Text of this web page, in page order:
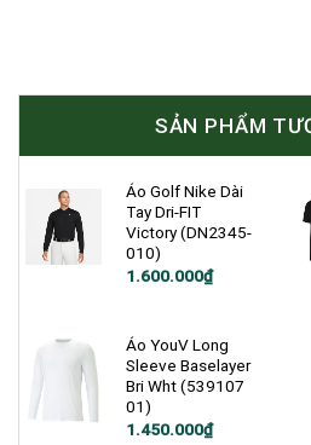
SẢN PHẨM
Áo Golf Nike Dài
Tay Dri-FIT
Victory (DN2345-
010)
Giá
1.600.000₫
Giá
1.600.000₫.
Áo YouV Long
Sleeve Baselayer
Bri Wht (539107
01)
1.450.000₫